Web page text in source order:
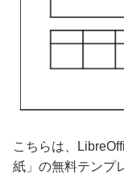
こちらは、
紙」の無料テンプ